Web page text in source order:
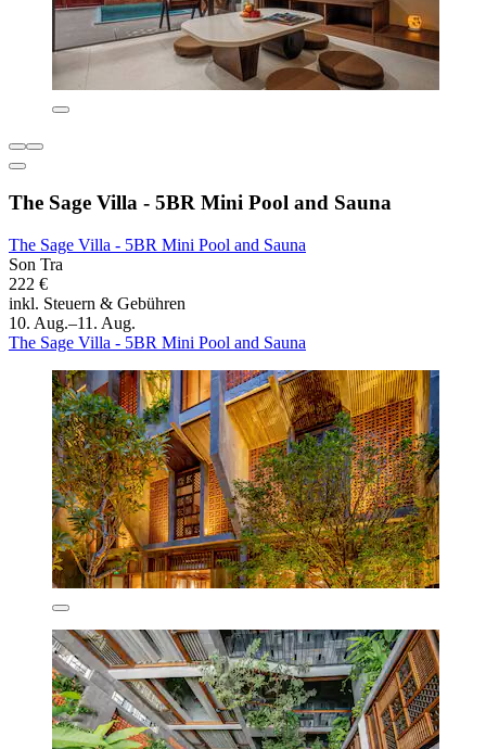
The Sage Villa - 5BR Mini Pool and Sauna
The Sage Villa - 5BR Mini Pool and Sauna
Son Tra
222 €
inkl. Steuern & Gebühren
10. Aug.–11. Aug.
The Sage Villa - 5BR Mini Pool and Sauna